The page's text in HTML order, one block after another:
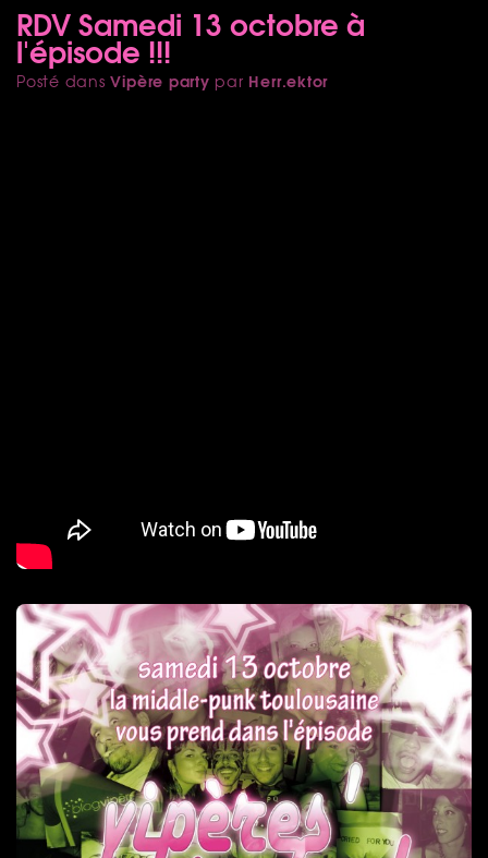
RDV Samedi 13 octobre à
l'épisode !!!
Posté dansVipère party par Herr.ektor